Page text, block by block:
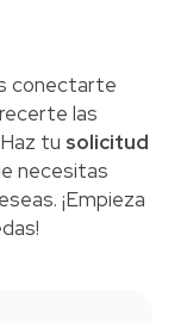
conectarte
las
tu solicitud
necesitas
¡Empieza